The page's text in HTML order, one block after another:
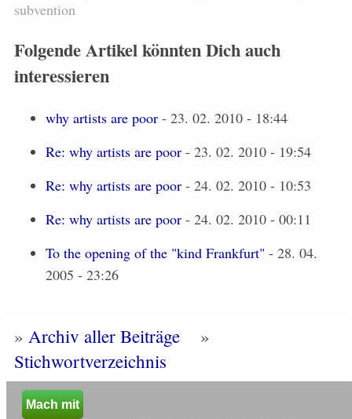
subvention
Folgende Artikel könnten Dich auch
interessieren
why artists are poor - 23. 02. 2010 - 18:44
Re: why artists are poor - 23. 02. 2010 - 19:54
Re: why artists are poor - 24. 02. 2010 - 10:53
Re: why artists are poor - 24. 02. 2010 - 00:11
To the opening of the "kind Frankfurt" - 28. 04.
2005 - 23:26
» Archiv aller Beiträge
»
Stichwortverzeichnis
Mach mit